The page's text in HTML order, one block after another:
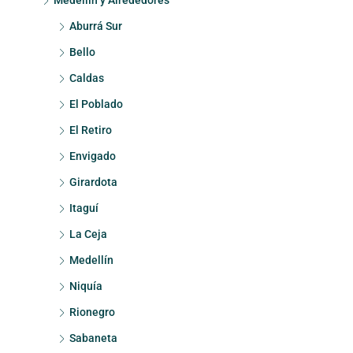
Aburrá Sur
Bello
Caldas
El Poblado
El Retiro
Envigado
Girardota
Itaguí
La Ceja
Medellín
Niquía
Rionegro
Sabaneta